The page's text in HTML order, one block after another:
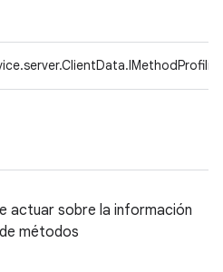
actuar sobre la información
métodos